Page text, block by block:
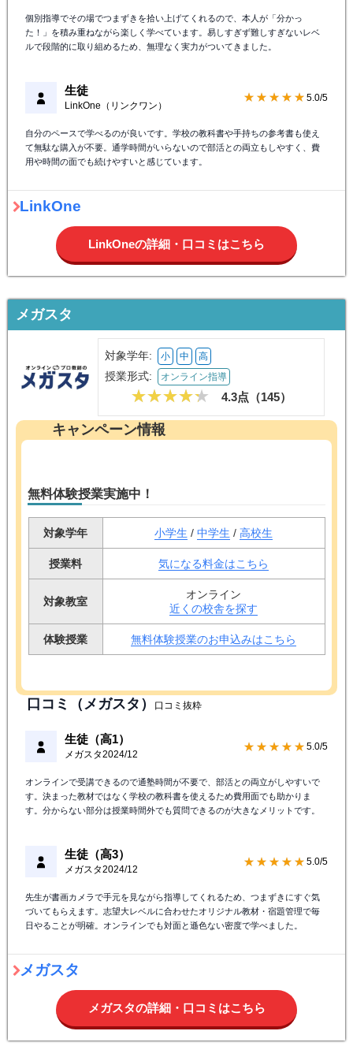
個別指導でその場でつまずきを拾い上げてくれるので、本人が「分かっ
た！」を積み重ねながら楽しく学べています。易しすぎず難しすぎないレベ
ルで段階的に取り組めるため、無理なく実力がついてきました。
生徒
LinkOne（リンクワン）
★★★★★ 5.0/5
自分のペースで学べるのが良いです。学校の教科書や手持ちの参考書も使え
て無駄な購入が不要。通学時間がいらないので部活との両立もしやすく、費
用や時間の面でも続けやすいと感じています。
LinkOne
LinkOneの詳細・口コミはこちら
メガスタ
対象学年: 小 中 高
授業形式: オンライン指導
4.3点（145）
キャンペーン情報
無料体験授業実施中！
対象学年 小学生 / 中学生 / 高校生
授業料 気になる料金はこちら
対象教室
オンライン
近くの校舎を探す
体験授業 無料体験授業のお申込みはこちら
口コミ（メガスタ） 口コミ抜粋
生徒（高1）
メガスタ2024/12
★★★★★ 5.0/5
オンラインで受講できるので通塾時間が不要で、部活との両立がしやすいで
す。決まった教材ではなく学校の教科書を使えるため費用面でも助かりま
す。分からない部分は授業時間外でも質問できるのが大きなメリットです。
生徒（高3）
メガスタ2024/12
★★★★★ 5.0/5
先生が書画カメラで手元を見ながら指導してくれるため、つまずきにすぐ気
づいてもらえます。志望大レベルに合わせたオリジナル教材・宿題管理で毎
日やることが明確。オンラインでも対面と遜色ない密度で学べました。
メガスタ
メガスタの詳細・口コミはこちら